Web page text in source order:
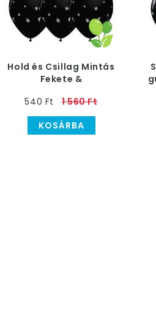
Hold és Csillag Mintás
Fekete &
Lufi, 6 db
540 Ft
1 560 Ft
KOSÁRBA